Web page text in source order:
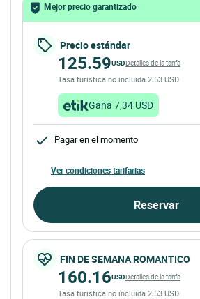
Mejor precio garantizado
Precio estándar
125.59USDDetalles de la tarifa
Tasa turística no incluida 2.53 USD
Gana 7,34 USD
Pagar en el momento
Ver condiciones tarifarias
Reservar
FIN DE SEMANA ROMANTICO
160.16USDDetalles de la tarifa
Tasa turística no incluida 2.53 USD